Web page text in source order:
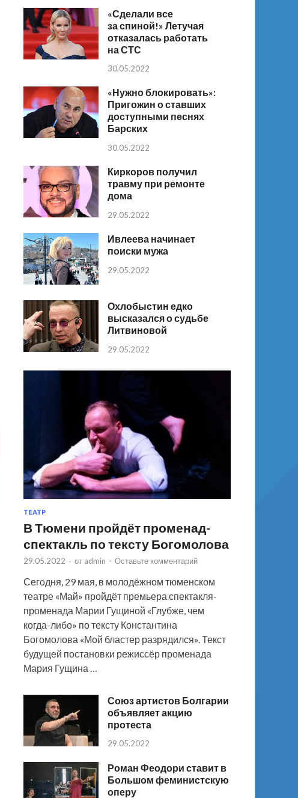
«Сделали все
за спиной!» Летучая
отказалась работать
на СТС
30.05.2022
«Нужно блокировать»:
Пригожин о ставших
доступными песнях
Барских
30.05.2022
Киркоров получил
травму при ремонте
дома
29.05.2022
Ивлеева начинает
поиски мужа
29.05.2022
Охлобыстин едко
высказался о судьбе
Литвиновой
29.05.2022
ТЕАТР
В Тюмени пройдёт променад-
спектакль по тексту Богомолова
29.05.2022 - от admin - Оставьте комментарий
Сегодня, 29 мая, в молодёжном тюменском
театре «Май» пройдёт премьера спектакля-
променада Марии Гущиной «Глубже, чем
когда-либо» по тексту Константина
Богомолова «Мой бластер разрядился». Текст
будущей постановки режиссёр променада
Мария Гущина …
Союз артистов Болгарии
объявляет акцию
протеста
29.05.2022
Роман Феодори ставит в
Большом феминистскую
оперу